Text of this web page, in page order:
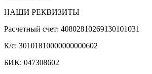
НАШИ РЕКВИЗИТЫ
Расчетный счет: 40802810269130101031
К/с: 30101810000000000602
БИК: 047308602